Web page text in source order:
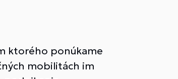
ktorého ponúkame
mobilitách im